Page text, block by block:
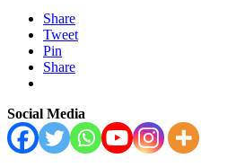
Share
Tweet
Pin
Share
Social Media